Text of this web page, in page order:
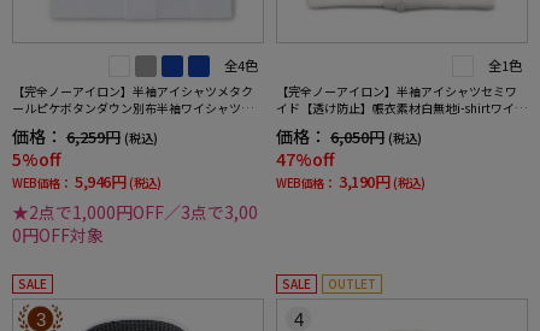
全4色
【完全ノーアイロン】半袖アイシャツメタク
ールピケボタンダウン別布半袖ワイシャツ織
価格： 6,259円 (税込)
5%off
WEB価格： 5,946円 (税込)
★2点で1,000円OFF／3点で3,00
0円OFF対象
全1色
【完全ノーアイロン】半袖アイシャツセミワ
イド【透け防止】帳衣素材白無地i-shirtワイシ
価格： 6,050円 (税込)
47%off
WEB価格： 3,190円 (税込)
SALE
3
SALE OUTLET
4